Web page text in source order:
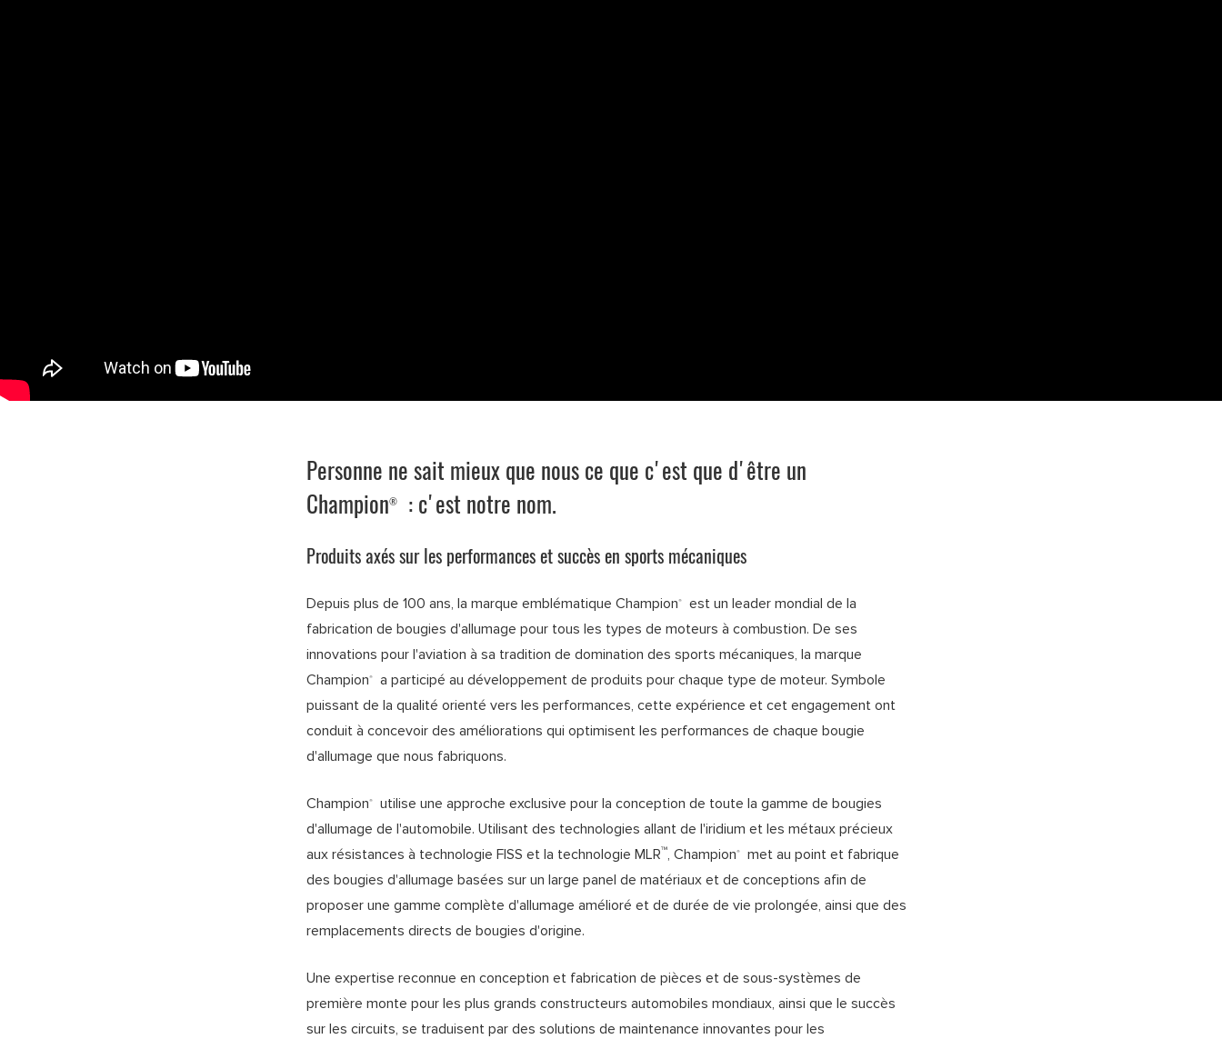
Personne ne sait mieux que nous ce que c'est que d'être un
Champion® : c'est notre nom.
Produits axés sur les performances et succès en sports mécaniques
Depuis plus de 100 ans, la marque emblématique Champion®
est un leader mondial de la
fabrication de bougies d'allumage pour tous les types de moteurs à combustion. De ses
innovations pour l'aviation à sa tradition de domination des sports mécaniques, la marque
Champion®
a participé au développement de produits pour chaque type de moteur. Symbole
puissant de la qualité orienté vers les performances, cette expérience et cet engagement ont
conduit à concevoir des améliorations qui optimisent les performances de chaque bougie
d'allumage que nous fabriquons.
Champion®
utilise une approche exclusive pour la conception de toute la gamme de bougies
d'allumage de l'automobile. Utilisant des technologies allant de l'iridium et les métaux précieux
aux résistances à technologie FISS et la technologie MLR™, Champion®
met au point et fabrique
des bougies d'allumage basées sur un large panel de matériaux et de conceptions afin de
proposer une gamme complète d'allumage amélioré et de durée de vie prolongée, ainsi que des
remplacements directs de bougies d'origine.
Une expertise reconnue en conception et fabrication de pièces et de sous-systèmes de
première monte pour les plus grands constructeurs automobiles mondiaux, ainsi que le succès
sur les circuits, se traduisent par des solutions de maintenance innovantes pour les